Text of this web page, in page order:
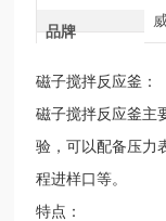
品牌
磁子搅拌反应釜：
磁子搅拌反应釜主
验，可以配备压力
程进样口等。
特点：